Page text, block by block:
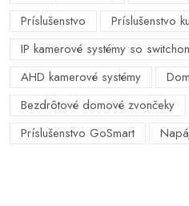
Príslušenstvo
Príslušenstvo
IP kamerové systémy so
AHD kamerové systémy
Bezdrôtové domové zvončeky
Príslušenstvo GoSmart